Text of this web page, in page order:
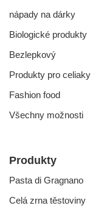
nápady na dárky
Biologické produkty
Bezlepkový
Produkty pro celiaky
Fashion food
Všechny možnosti
Produkty
Pasta di Gragnano
Celá zrna těstoviny